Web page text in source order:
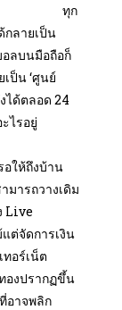
ทุก
กลายเป็น
ลบนมือถือก็
ป็น ‘ศูนย์
ได้ตลอด 24
ไรอยู่
อให้ถึงบ้าน
มารถวางเดิม
Live
ต่จัดการเงิน
อร์เน็ต
องปรากฏขึ้น
อาจพลิก